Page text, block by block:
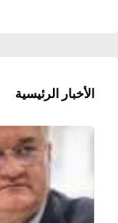
الأخبار الرئيسية